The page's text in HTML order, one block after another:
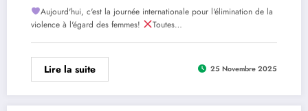
Aujourd'hui, c'est la journée internationale pour l'élimination de la
violence à l'égard des femmes!
Toutes…
Lire la suite 25 Novembre 2025